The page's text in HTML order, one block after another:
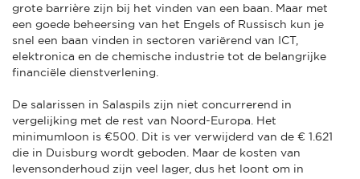
grote barrière zijn bij het vinden van een baan. Maar met
een goede beheersing van het Engels of Russisch kun je
snel een baan vinden in sectoren variërend van ICT,
elektronica en de chemische industrie tot de belangrijke
financiële dienstverlening.
De salarissen in Salaspils zijn niet concurrerend in
vergelijking met de rest van Noord-Europa. Het
minimumloon is €500. Dit is ver verwijderd van de € 1.621
die in Duisburg wordt geboden. Maar de kosten van
levensonderhoud zijn veel lager, dus het loont om in